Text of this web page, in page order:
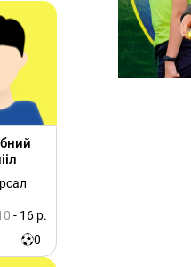
- 16 р.
0